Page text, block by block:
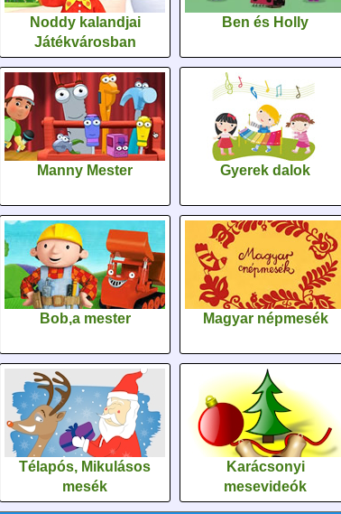
Noddy kalandjai
Játékvárosban
Ben és Holly
Manny Mester Gyerek dalok
Bob,a mester Magyar népmesék
Télapós, Mikulásos
mesék
Karácsonyi
mesevideók